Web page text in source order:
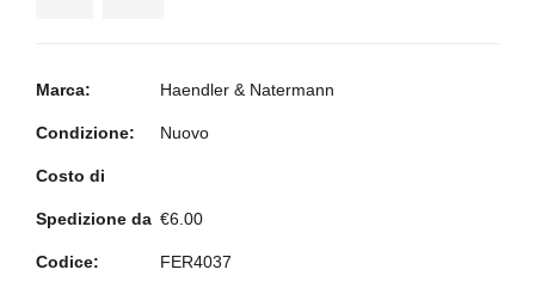
Marca: Haendler & Natermann
Condizione: Nuovo
Costo di
Spedizione da €6.00
Codice: FER4037